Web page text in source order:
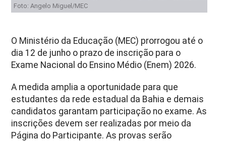
Foto: Angelo Miguel/MEC
O Ministério da Educação (MEC) prorrogou até o
dia 12 de junho o prazo de inscrição para o
Exame Nacional do Ensino Médio (Enem) 2026.
A medida amplia a oportunidade para que
estudantes da rede estadual da Bahia e demais
candidatos garantam participação no exame. As
inscrições devem ser realizadas por meio da
Página do Participante. As provas serão